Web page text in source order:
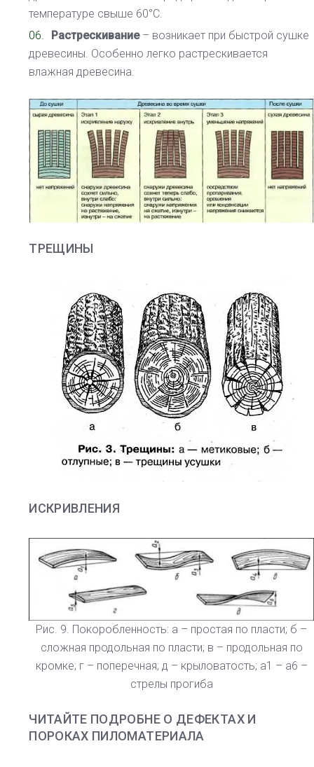
температуре свыше 60°С.
Растрескивание– возникает при быстрой сушке
древесины. Особенно легко растрескивается
влажная древесина.
ТРЕЩИНЫ
ИСКРИВЛЕНИЯ
Рис. 9. Покоробленность: а – простая по пласти; б –
сложная продольная по пласти; в – продольная по
кромке; г – поперечная; д – крыловатость; a1 – а6 –
стрелы прогиба
ЧИТАЙТЕ ПОДРОБНЕ О ДЕФЕКТАХ И
ПОРОКАХ ПИЛОМАТЕРИАЛА